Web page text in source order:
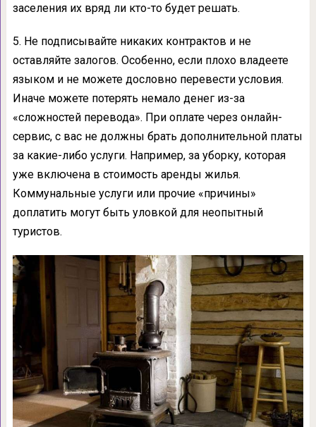
заселения их вряд ли кто-то будет решать.
5. Не подписывайте никаких контрактов и не
оставляйте залогов. Особенно, если плохо владеете
языком и не можете дословно перевести условия.
Иначе можете потерять немало денег из-за
«сложностей перевода». При оплате через онлайн-
сервис, с вас не должны брать дополнительной платы
за какие-либо услуги. Например, за уборку, которая
уже включена в стоимость аренды жилья.
Коммунальные услуги или прочие «причины»
доплатить могут быть уловкой для неопытный
туристов.